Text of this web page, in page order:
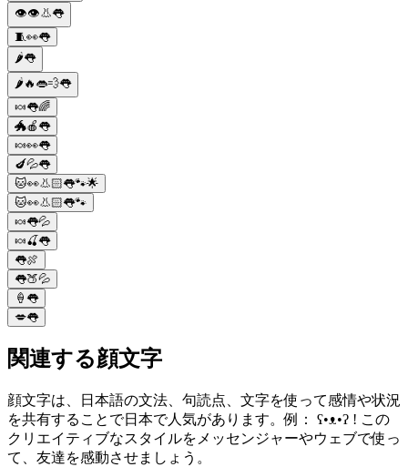
👁👁👃👅
🧵👀👅
🌶️👅
🌶️🔥👄💨👅
🍬👅🌈
🐲🍎👅
🍬👀👅
🍆💦👅
🐱👀👃🏻👅🐾🌟
🐱👀👃🏻👅🐾
🍬👅💦
🍬🍒👅
👅🍖
👅🍑💦
🍦👅
💋👅
関連する顔文字
顔文字は、日本語の文法、句読点、文字を使って感情や状況
を共有することで日本で人気があります。例： ʕ•ᴥ•ʔ ! この
クリエイティブなスタイルをメッセンジャーやウェブで使っ
て、友達を感動させましょう。